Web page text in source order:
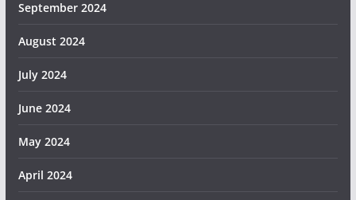
September 2024
August 2024
July 2024
June 2024
May 2024
April 2024